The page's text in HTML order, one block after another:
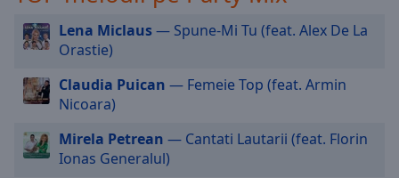
subtitles
off
selected
Picture-
Lena Miclaus— Spune-Mi Tu (feat. Alex De La
Orastie)
Claudia Puican — Femeie Top (feat. Armin
Nicoara)
Mirela Petrean — Cantati Lautarii (feat. Florin
Ionas Generalul)